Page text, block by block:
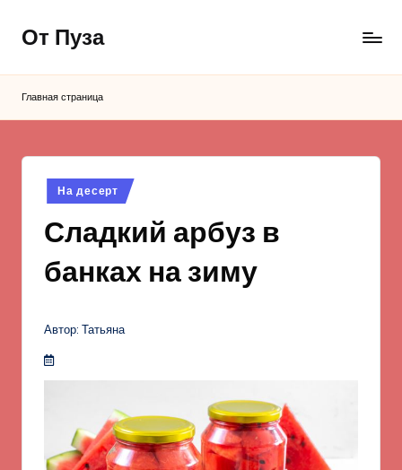
Перейти
содержимому
От Пуза
вкусные
Главная страница
Опубликовано
в
На десерт
Сладкий арбуз в
банках на зиму
Автор: Татьяна